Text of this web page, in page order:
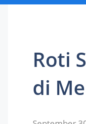
Roti
di